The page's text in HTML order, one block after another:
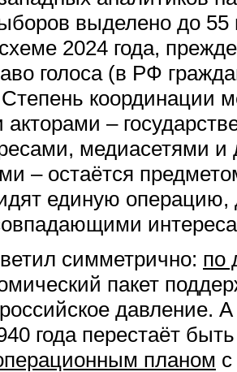
выделено до
2024 года,
голоса (в РФ
Степень координации
акторами –
медиасетями
– остаётся
единую операцию,
симметрично: по
пакет
давление.
года перестаёт
планом